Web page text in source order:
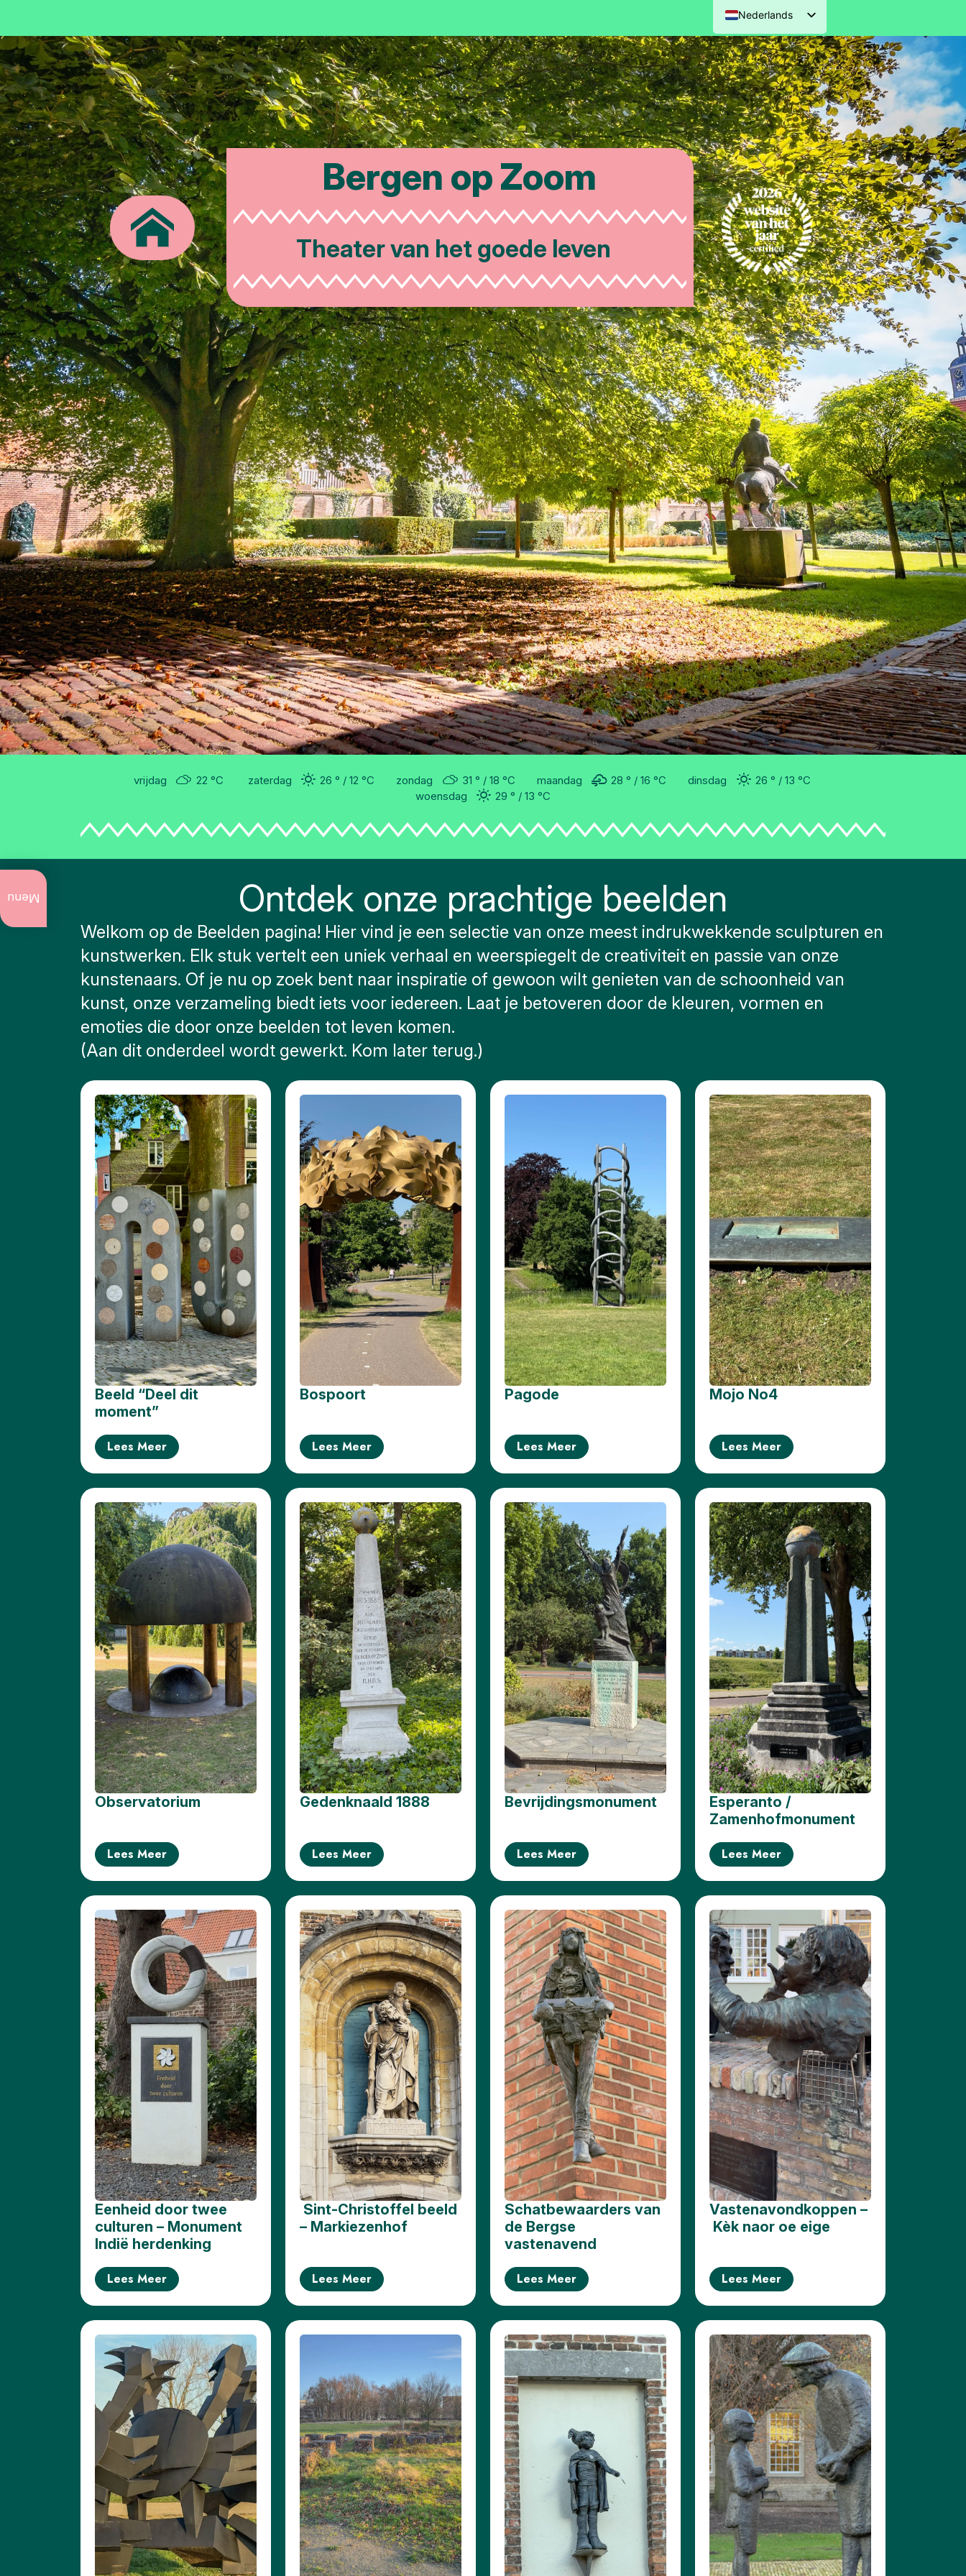
Nederlands
English (UK)
Deutsch
Français
Actueel
te doen
Jaarlijkse
evenementen
Stadswandelingen
Monumenten
Menu
Bergen op Zoom
Waar Brabant Zeeland kust
vrijdag 22 °C zaterdag 26 ° 12 °C zondag 31 ° 18 °C maandag 28 ° 16 °C dinsdag 26 ° 13 °C
woensdag
29 ° 13 °C
Ontdek onze prachtige beelden
Welkom op de Beelden pagina! Hier vind je een selectie van onze meest indrukwekkende sculpturen en
kunstwerken. Elk stuk vertelt een uniek verhaal en weerspiegelt de creativiteit en passie van onze
kunstenaars. Of je nu op zoek bent naar inspiratie of gewoon wilt genieten van de schoonheid van
kunst, onze verzameling biedt iets voor iedereen. Laat je betoveren door de kleuren, vormen en
emoties die door onze beelden tot leven komen.
(Aan dit onderdeel wordt gewerkt. Kom later terug.)
Beeld “Deel dit
moment”
Lees Meer
Bospoort
Lees Meer
Pagode
Lees Meer
Mojo No4
Lees Meer
Observatorium
Lees Meer
Gedenknaald 1888
Lees Meer
Bevrijdingsmonument
Lees Meer
Esperanto /
Zamenhofmonument
Lees Meer
Eenheid door twee
culturen – Monument
Indië herdenking
Lees Meer
Sint-Christoffel beeld
– Markiezenhof
Lees Meer
Schatbewaarders van
de Bergse
vastenavend
Lees Meer
Vastenavondkoppen –
Kèk naor oe eige
Lees Meer